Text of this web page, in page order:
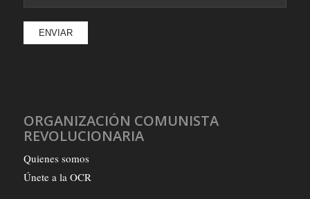
ORGANIZACIÓN COMUNISTA
REVOLUCIONARIA
Quienes somos
Únete a la OCR